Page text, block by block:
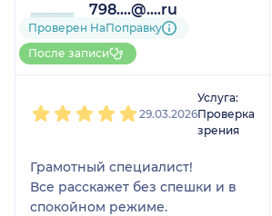
798....@....ru
2 отзыва
До 5 записей через
НаПоправку
Проверен НаПоправку
После записи
29.03.2026
Услуга:
Проверка
зрения
Грамотный специалист!
Все расскажет без спешки и в
спокойном режиме.